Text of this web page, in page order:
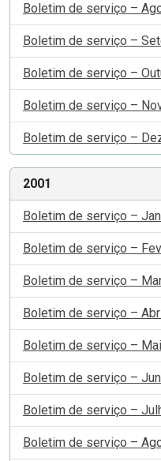
Boletim de serviço –
Boletim de serviço –
Boletim de serviço –
Boletim de serviço –
Boletim de serviço –
2001
Boletim de serviço –
Boletim de serviço –
Boletim de serviço –
Boletim de serviço –
Boletim de serviço –
Boletim de serviço –
Boletim de serviço –
Boletim de serviço –